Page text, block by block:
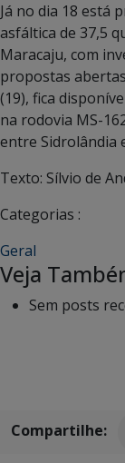
Já no dia 18 está
asfáltica de 37,5
Maracaju, com
propostas
(19), fica
na rodovia MS-
entre Sidrolândia
Texto: Sílvio de
Categorias :
Geral
Veja
Sem posts
Compartilhe: